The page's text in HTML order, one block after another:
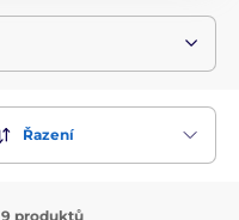
Řazení
produktů